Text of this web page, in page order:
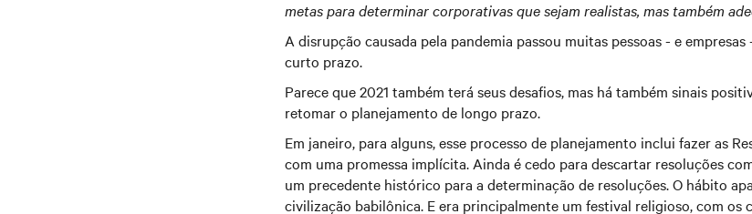
metas para determinar corporativas que sejam realistas, mas também
A disrupção causada pela pandemia passou muitas pessoas - e
curto prazo.
Parece que 2021 também terá seus desafios, mas há também sinais
retomar o planejamento de longo prazo.
Em janeiro, para alguns, esse processo de planejamento inclui fazer as
com uma promessa implícita. Ainda é cedo para descartar resoluções
um precedente histórico para a determinação de resoluções. O hábito
civilização babilônica. E era principalmente um festival religioso, com os